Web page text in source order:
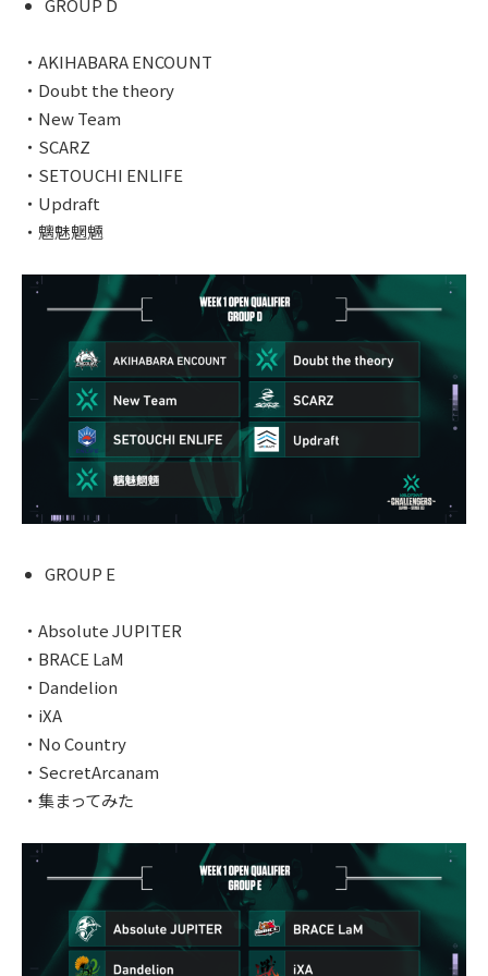
・AKIHABARA ENCOUNT
・Doubt the theory
・New Team
・SCARZ
・SETOUCHI ENLIFE
・Updraft
・魑魅魍魎
GROUP E
・Absolute JUPITER
・BRACE LaM
・Dandelion
・iXA
・No Country
・SecretArcanam
・集まってみた